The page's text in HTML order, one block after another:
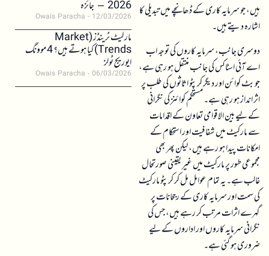
ہیں، جو سرمایہ کاری کے ڈھانچے میں تبدیلی کا
اشارہ دیتے ہیں۔
دوسری جانب، سرمایہ کاروں کی توجہ اب
اے آئی اسٹاکس کی جانب منتقل ہو رہی ہے،
جو بٹ کوائن اور دیگر کرپٹو اثاثوں کی طلب پر
اثر انداز ہو رہی ہے۔ مستحکم کوائنز کی نگرانی
کے لیے بین الاقوامی تعاون کے اقدامات
سے مارکیٹ میں شفافیت اور استحکام کے
امکانات پیدا ہو رہے ہیں، لیکن پھر بھی
مجموعی طور پر مارکیٹ میں غیر یقینی صورتحال
غالب ہے۔ یہ تمام عوامل مل کر کرپٹو مارکیٹ
کی سمت اور سرمایہ کاری کے رجحانات پر
گہرے اثرات مرتب کر رہے ہیں، جس کی
نگرانی سرمایہ کاروں اور اداروں کے لیے
ضروری ہو گئی ہے۔
2026 – جائزہ
Owais Paracha 12/03/2026
مارکیٹ ٹرینڈز (Market
Trends) کیا ہوتے ہیں؟ 4 موونگ
ایوریج ٹولز
Owais Paracha 06/03/2026